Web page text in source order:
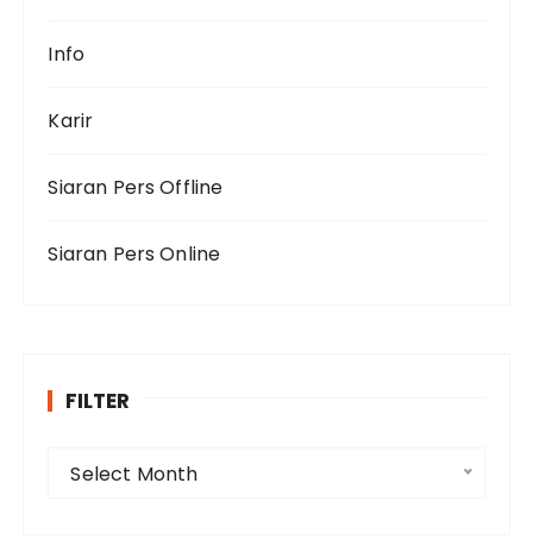
Info
Karir
Siaran Pers Offline
Siaran Pers Online
FILTER
Select Month